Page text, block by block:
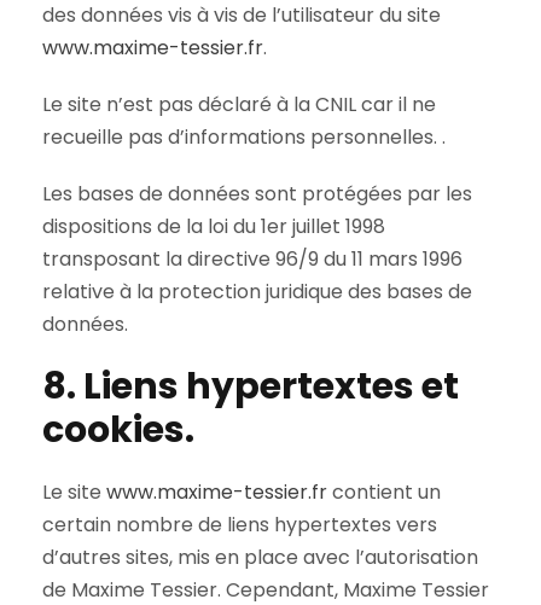
des données vis à vis de l’utilisateur du site
www.maxime-tessier.fr.
Le site n’est pas déclaré à la CNIL car il ne
recueille pas d’informations personnelles. .
Les bases de données sont protégées par les
dispositions de la loi du 1er juillet 1998
transposant la directive 96/9 du 11 mars 1996
relative à la protection juridique des bases de
données.
8. Liens hypertextes et
cookies.
Le site www.maxime-tessier.frcontient un
certain nombre de liens hypertextes vers
d’autres sites, mis en place avec l’autorisation
de Maxime Tessier. Cependant, Maxime Tessier